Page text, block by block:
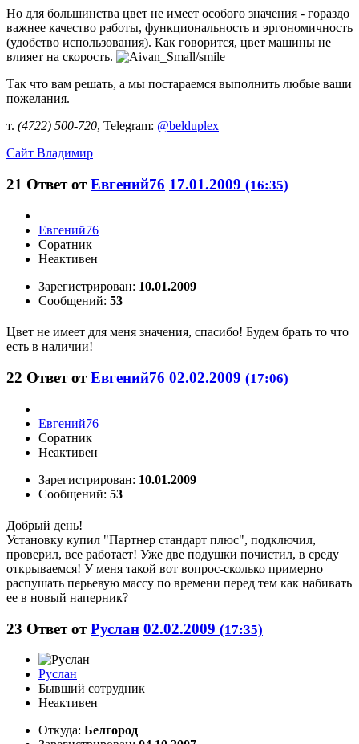
Но для большинства цвет не имеет особого значения - гораздо
важнее качество работы, функциональность и эргономичность
(удобство использования). Как говорится, цвет машины не
влияет на скорость.
Так что вам решать, а мы постараемся выполнить любые ваши
пожелания.
т. (4722) 500-720, Telegram: @belduplex
Сайт Владимир
21 Ответ отЕвгений76 17.01.2009 (16:35)
Евгений76
Соратник
Неактивен
Зарегистрирован: 10.01.2009
Сообщений: 53
Цвет не имеет для меня значения, спасибо! Будем брать то что
есть в наличии!
22 Ответ отЕвгений76 02.02.2009 (17:06)
Евгений76
Соратник
Неактивен
Зарегистрирован: 10.01.2009
Сообщений: 53
Добрый день!
Установку купил "Партнер стандарт плюс", подключил,
проверил, все работает! Уже две подушки почистил, в среду
открываемся! У меня такой вот вопрос-сколько примерно
распушать перьевую массу по времени перед тем как набивать
ее в новый наперник?
23 Ответ отРуслан 02.02.2009 (17:35)
Руслан
Бывший сотрудник
Неактивен
Откуда: Белгород